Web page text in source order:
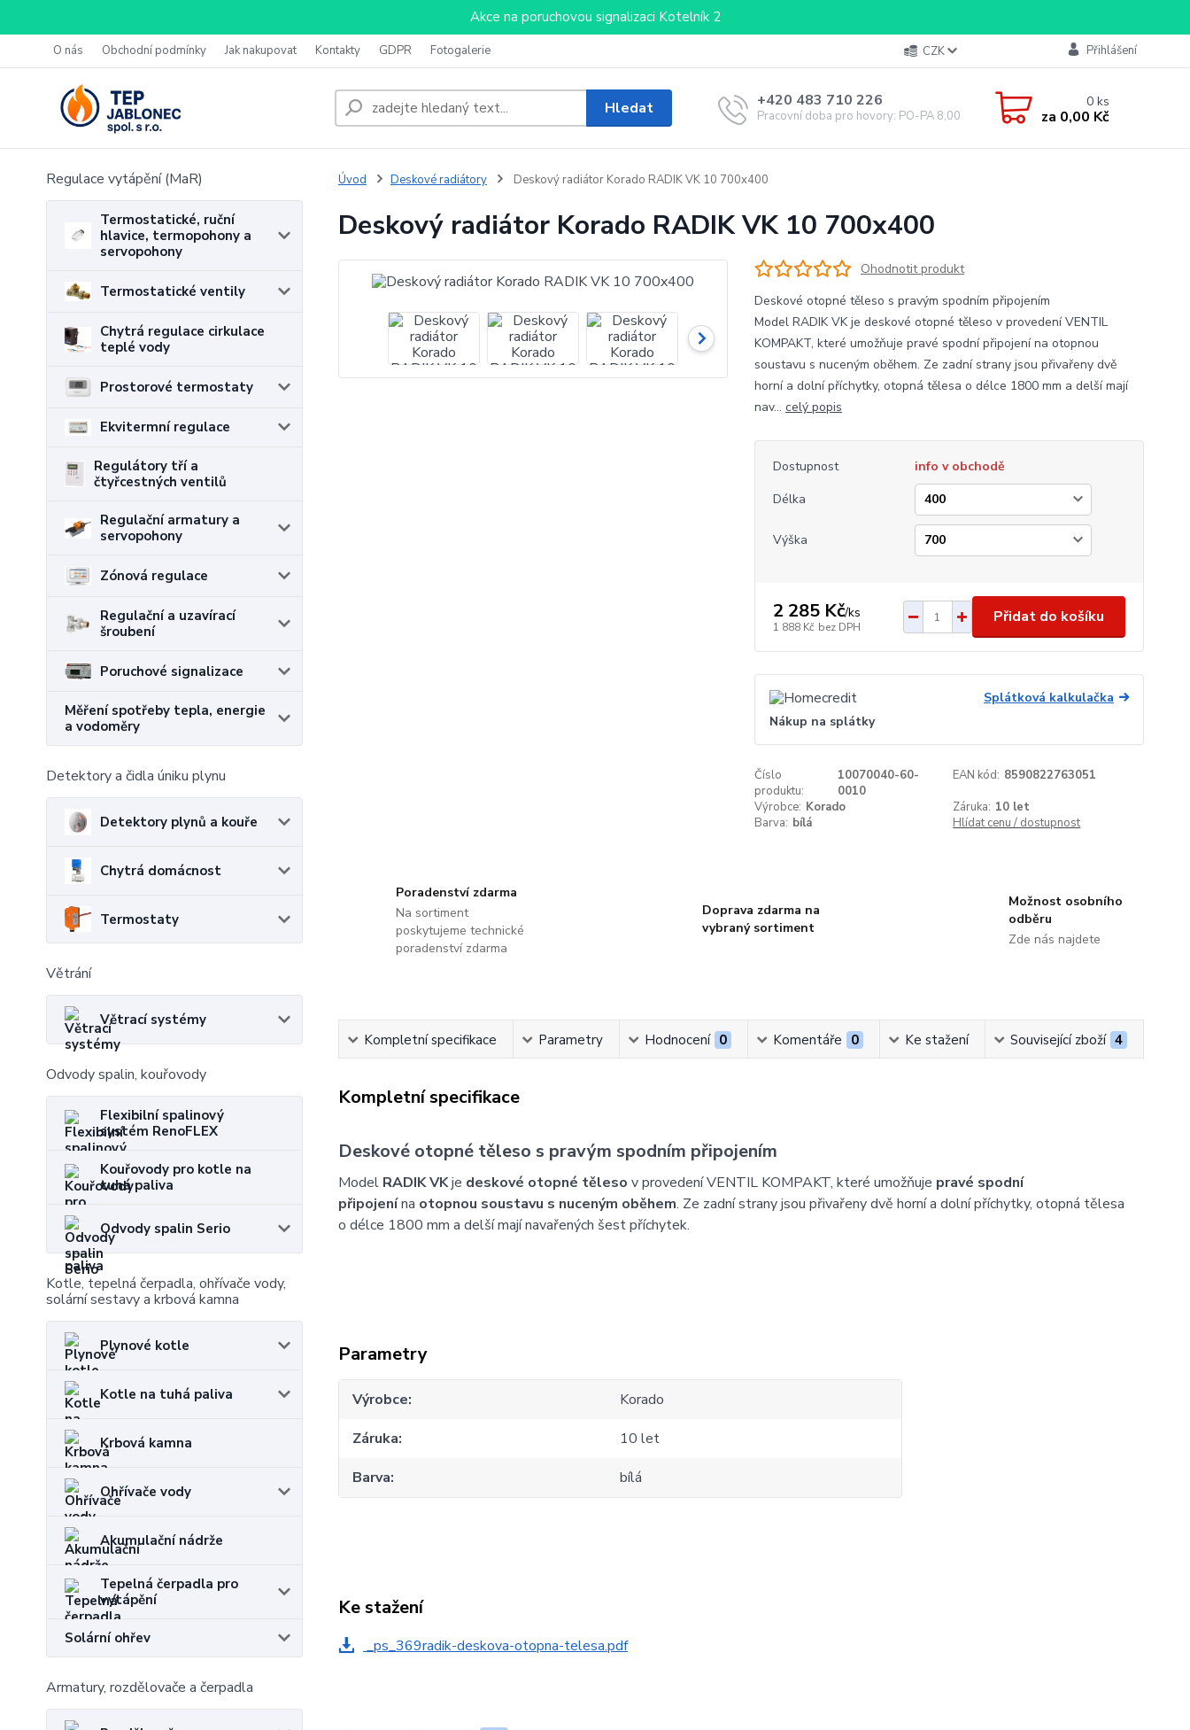
Akce na poruchovou signalizaci Kotelník 2
O nás Obchodní podmínky Jak nakupovat Kontakty GDPR Fotogalerie CZK Přihlášení
Hledat +420 483 710 226
Pracovní doba pro hovory: PO-PA 8,00-16,00
0ks
za 0,00 Kč
Regulace vytápění (MaR)
Termostatické, ruční
hlavice, termopohony a
servopohony
Termostatické ventily
Chytrá regulace cirkulace
teplé vody
Prostorové termostaty
Ekvitermní regulace
Regulátory tří a
čtyřcestných ventilů
Regulační armatury a
servopohony
Zónová regulace
Regulační a uzavírací
šroubení
Poruchové signalizace
Měření spotřeby tepla, energie
a vodoměry
Detektory a čidla úniku plynu
Detektory plynů a kouře
Chytrá domácnost
Termostaty
Větrání
Větrací systémy
Odvody spalin, kouřovody
Flexibilní spalinový
systém RenoFLEX
Kouřovody pro kotle na
tuhá paliva
Odvody spalin Serio
Kotle, tepelná čerpadla, ohřívače vody,
solární sestavy a krbová kamna
Plynové kotle
Kotle na tuhá paliva
Krbová kamna
Ohřívače vody
Akumulační nádrže
Tepelná čerpadla pro
vytápění
Solární ohřev
Armatury, rozdělovače a čerpadla
Úvod Deskové radiátory Deskový radiátor Korado RADIK VK 10 700x400
Deskový radiátor Korado RADIK VK 10 700x400
Ohodnotit produkt
Deskové otopné těleso s pravým spodním připojením
Model RADIK VK je deskové otopné těleso v provedení VENTIL
KOMPAKT, které umožňuje pravé spodní připojení na otopnou
soustavu s nuceným oběhem. Ze zadní strany jsou přivařeny dvě
horní a dolní příchytky, otopná tělesa o délce 1800 mm a delší mají
nav... celý popis
Dostupnost
info v obchodě
Délka
Výška
2 285 Kč/ks
1 888 Kč bez DPH
Přidat do košíku
Splátková kalkulačka
Nákup na splátky
Číslo
produktu:
10070040-60-
0010
EAN kód: 8590822763051
Výrobce: Korado Záruka: 10 let
Barva: bílá Hlídat cenu / dostupnost
Poradenství zdarma
Na sortiment
poskytujeme technické
poradenství zdarma
Doprava zdarma na
vybraný sortiment
Možnost osobního
odběru
Zde nás najdete
Kompletní specifikace Parametry Hodnocení 0 Komentáře 0 Ke stažení Související zboží 4
Kompletní specifikace
Deskové otopné těleso s pravým spodním připojením
Model RADIK VKje deskové otopné těleso v provedení VENTIL KOMPAKT, které umožňuje pravé spodní
připojenína otopnou soustavu s nuceným oběhem. Ze zadní strany jsou přivařeny dvě horní a dolní příchytky, otopná tělesa
o délce 1800 mm a delší mají navařených šest příchytek.
Parametry
Výrobce
Korado
Záruka
10 let
Barva
bílá
Ke stažení
_ps_369radik-deskova-otopna-telesa.pdf